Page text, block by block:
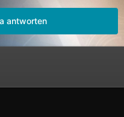
antworten